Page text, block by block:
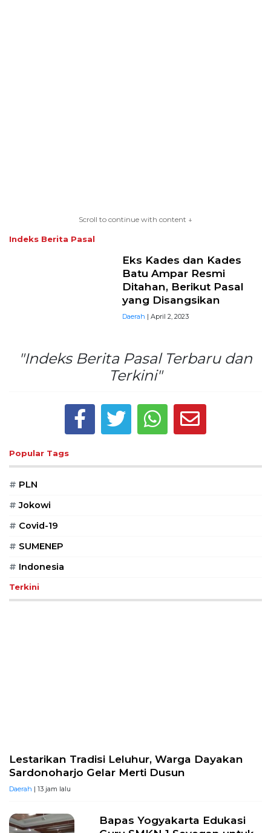
Scroll to continue with content ↓
Indeks Berita Pasal
Eks Kades dan Kades
Batu Ampar Resmi
Ditahan, Berikut Pasal
yang Disangsikan
Daerah | April 2, 2023
"Indeks Berita Pasal Terbaru dan
Terkini"
Popular Tags
# PLN
# Jokowi
# Covid-19
# SUMENEP
# Indonesia
Terkini
Lestarikan Tradisi Leluhur, Warga Dayakan
Sardonoharjo Gelar Merti Dusun
Daerah | 13 jam lalu
Bapas Yogyakarta Edukasi